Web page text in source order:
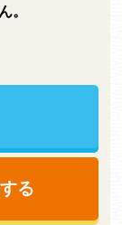
。
る